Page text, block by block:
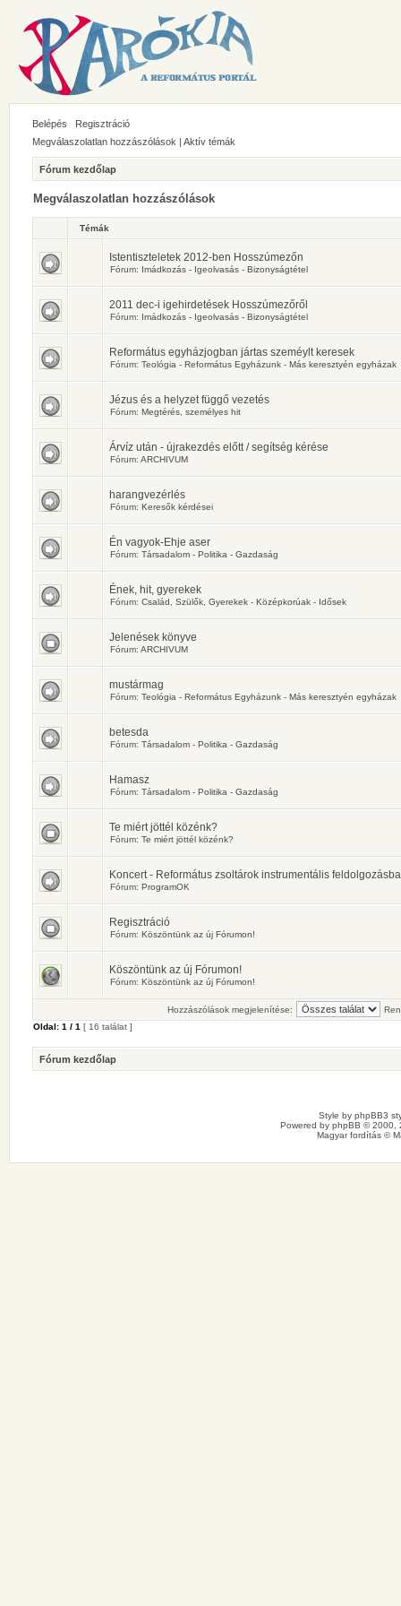
Belépés
Regisztráció
Megválaszolatlan hozzászólások | Aktív témák
Fórum kezdőlap
Megválaszolatlan hozzászólások
Témák
Istentiszteletek 2012-ben Hosszúmezőn
Fórum: Imádkozás - Igeolvasás - Bizonyságtétel
2011 dec-i igehirdetések Hosszúmezőről
Fórum: Imádkozás - Igeolvasás - Bizonyságtétel
Református egyházjogban jártas szeméylt keresek
Fórum: Teológia - Református Egyházunk - Más keresztyén egyházak
Jézus és a helyzet függő vezetés
Fórum: Megtérés, személyes hit
Árvíz után - újrakezdés előtt / segítség kérése
Fórum: ARCHIVUM
harangvezérlés
Fórum: Keresők kérdései
Én vagyok-Ehje aser
Fórum: Társadalom - Politika - Gazdaság
Ének, hit, gyerekek
Fórum: Család, Szülők, Gyerekek - Középkorúak - Idősek
Jelenések könyve
Fórum: ARCHIVUM
mustármag
Fórum: Teológia - Református Egyházunk - Más keresztyén egyházak
betesda
Fórum: Társadalom - Politika - Gazdaság
Hamasz
Fórum: Társadalom - Politika - Gazdaság
Te miért jöttél közénk?
Fórum: Te miért jöttél közénk?
Koncert - Református zsoltárok instrumentális
Fórum: ProgramOK
Regisztráció
Fórum: Köszöntünk az új Fórumon!
Köszöntünk az új Fórumon!
Fórum: Köszöntünk az új Fórumon!
Hozzászólások megjelenítése:
Oldal: 1 / 1 [ 16 találat ]
Fórum kezdőlap
Style by phpBB3
Powered by phpBB © 2000,
Magyar fordítás ©